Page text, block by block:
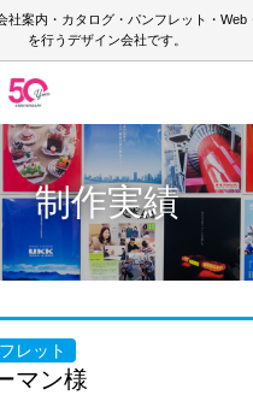
社案内・カタログ・パンフレット・Web
を行うデザイン会社です。
制作実績
レット
マン様